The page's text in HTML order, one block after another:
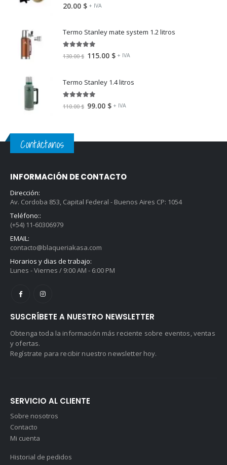
fuera de 5
20.00 $ + IVA
Termo Stanley mate system 1.2 litros
fuera de 5
130.00$ 115.00 $ + IVA
Termo Stanley 1.4 litros
fuera de 5
110.00$ 99.00 $ + IVA
Contáctanos
INFORMACIÓN DE CONTACTO
Dirección:
Av. Cordoba 853, Capital Federal - Buenos Aires CP: 1054
Teléfono::
(+54) 11-60306979
EMAIL:
contacto@blaqueriakasa.com
Horarios y dias de trabajo:
Lunes - Viernes / 9:00 AM - 6:00 PM
SUSCRÍBETE A NUESTRO NEWSLETTER
Obtenga toda la información más reciente sobre eventos, ventas
y ofertas.
Regístrate para recibir nuestro newsletter hoy.
SERVICIO AL CLIENTE
Sobre nosotros
Contacto
Mi cuenta
Historial de pedidos